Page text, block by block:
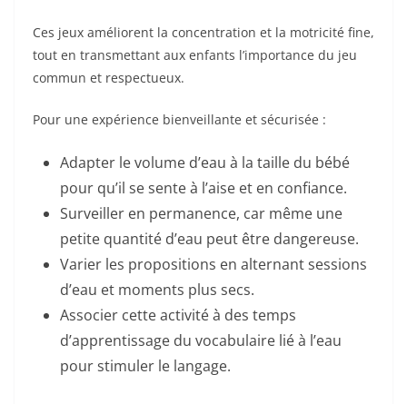
Ces jeux améliorent la concentration et la motricité fine,
tout en transmettant aux enfants l’importance du jeu
commun et respectueux.
Pour une expérience bienveillante et sécurisée :
Adapter le volume d’eau à la taille du bébé
pour qu’il se sente à l’aise et en confiance.
Surveiller en permanence, car même une
petite quantité d’eau peut être dangereuse.
Varier les propositions en alternant sessions
d’eau et moments plus secs.
Associer cette activité à des temps
d’apprentissage du vocabulaire lié à l’eau
pour stimuler le langage.